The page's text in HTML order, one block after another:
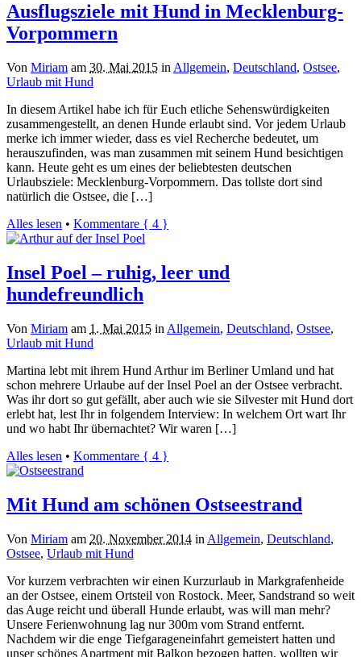
Ausflugsziele mit Hund in Mecklenburg-
Vorpommern
Von Miriam am 30. Mai 2015 in Allgemein, Deutschland, Ostsee,
Urlaub mit Hund
In diesem Artikel habe ich für Euch etliche Sehenswürdigkeiten
zusammengestellt, an denen Hunde erlaubt sind. Vor jedem Urlaub
merke ich immer wieder, dass es viel Recherche bedeutet, um
herauszufinden, was man zusammen mit seinem Hund besichtigen
kann. Heute geht es um eines der beliebtesten deutschen
Urlaubsziele: Mecklenburg-Vorpommern. Das tollste dort sind
natürlich die Ostsee, die […]
Alles lesen • Kommentare { 4 }
Insel Poel – ruhig, leer und
hundefreundlich
Von Miriam am 1. Mai 2015 in Allgemein, Deutschland, Ostsee,
Urlaub mit Hund
Martina lebt mit ihrem Hund Arthur im Berliner Umland und hat
schon mehrere Urlaube auf der Insel Poel an der Ostsee verbracht.
Was ihr dort so gut gefällt, aber auch wie sie Silvester mit Hund dort
erlebt hat, lest Ihr in folgendem Interview: In welchem Ort wart Ihr
und wo habt Ihr übernachtet? Wir waren […]
Alles lesen • Kommentare { 4 }
Mit Hund am schönen Ostseestrand
Von Miriam am 20. November 2014 in Allgemein, Deutschland,
Ostsee, Urlaub mit Hund
Vor kurzem verbrachten wir einen Kurzurlaub in Markgrafenheide
an der Ostsee, einem Ortsteil von Rostock. Meer, Sandstrand so weit
das Auge reicht und überall Hunde erlaubt, was will man mehr?
Unsere Ferienwohnung lag nur 300m vom Strand entfernt.
Nachdem wir die enge Tiefgarageneinfahrt gemeistert hatten und
unser schönes Apartment mit Balkon bezogen hatten, wollten wir